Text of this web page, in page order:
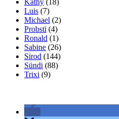
Luis (7)
Michael (2)
Probsti (4)
Ronald (1)
Sabine (26)
Sirod (144)
Sündi (88)
Trixi (9)